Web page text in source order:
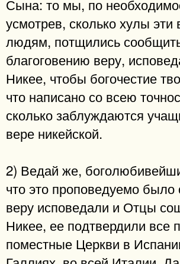
Сына: то мы, по
усмотрев, сколько хулы
людям, потщились
благоговению веру,
Никее, чтобы богочестие
что написано со всею
сколько заблуждаются
вере никейской.
2) Ведай же,
что это проповедуемо было
веру исповедали и Отцы
Никее, ее подтвердили все
поместные Церкви в